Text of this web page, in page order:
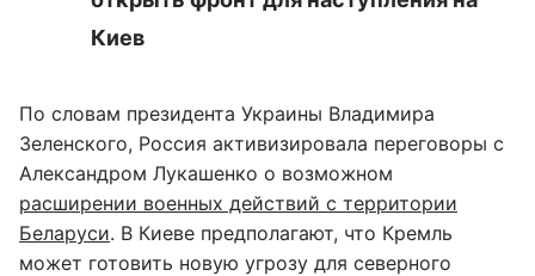
Киев
По словам президента Украины Владимира
Зеленского, Россия активизировала переговоры с
Александром Лукашенко о возможном
расширении военных действий с территории
Беларуси. В Киеве предполагают, что Кремль
может готовить новую угрозу для северного